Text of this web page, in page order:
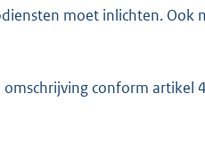
moet inlichten. Ook
omschrijving conform artikel